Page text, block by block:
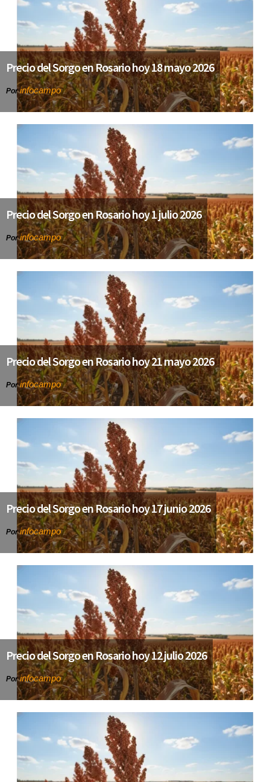
Precio del Sorgo en Rosario hoy 18 mayo 2026
Porinfocampo
Precio del Sorgo en Rosario hoy 1 julio 2026
Porinfocampo
Precio del Sorgo en Rosario hoy 21 mayo 2026
Porinfocampo
Precio del Sorgo en Rosario hoy 17 junio 2026
Porinfocampo
Precio del Sorgo en Rosario hoy 12 julio 2026
Porinfocampo